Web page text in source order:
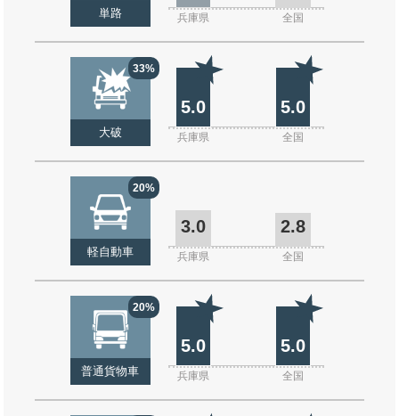
単路 兵庫県 全国
33%
大破
5.0 5.0
兵庫県 全国
20%
軽自動車
3.0 2.8
兵庫県 全国
20%
普通貨物車
5.0 5.0
兵庫県 全国